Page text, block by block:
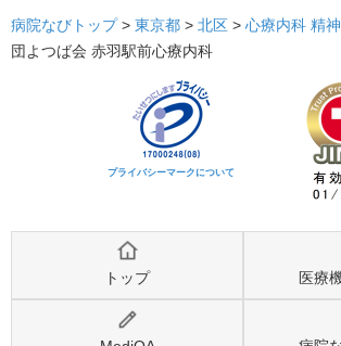
病院なびトップ> 東京都 > 北区 > 心療内科 精
団よつば会 赤羽駅前心療内科
プライバシーマークについて
トップ 医療